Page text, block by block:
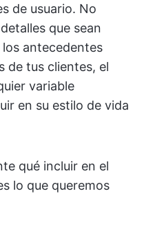
de usuario. No
que sean
antecedentes
de tus clientes, el
variable
en su estilo de vida
qué incluir en el
lo que queremos